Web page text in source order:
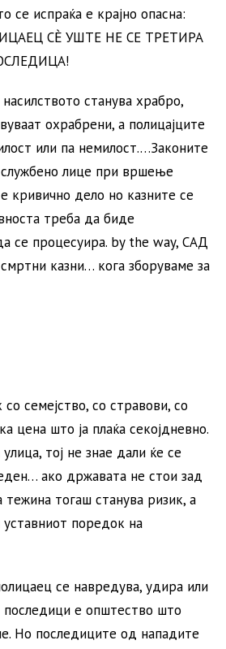
се испраќа е крајно опасна:
СЀ УШТЕ НЕ СЕ ТРЕТИРА
станува храбро,
охрабрени, а полицајците
или па немилост.…Законите
службено лице при вршење
кривично дело но казните се
треба да биде
се процесуира. by the way, САД
казни… кога зборуваме за
семејство, со стравови, со
цена што ја плаќа секојдневно.
улица, тој не знае дали ќе се
ако државата не стои зад
тежина тогаш станува ризик, а
поредок на
се навредува, удира или
последици е општество што
Но последиците од нападите